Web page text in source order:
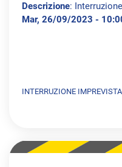
Descrizione:
Mar, 26/09/2023 -
INTERRUZIONE IMPREVISTA